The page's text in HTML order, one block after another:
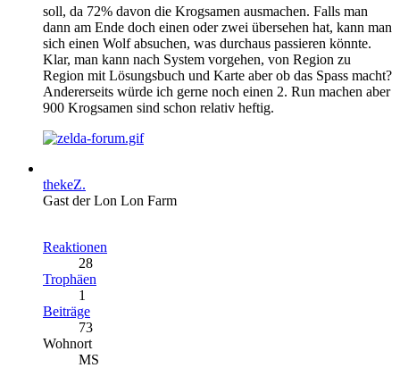
soll, da 72% davon die Krogsamen ausmachen. Falls man
dann am Ende doch einen oder zwei übersehen hat, kann man
sich einen Wolf absuchen, was durchaus passieren könnte.
Klar, man kann nach System vorgehen, von Region zu
Region mit Lösungsbuch und Karte aber ob das Spass macht?
Andererseits würde ich gerne noch einen 2. Run machen aber
900 Krogsamen sind schon relativ heftig.
thekeZ.
Gast der Lon Lon Farm
Reaktionen
28
Trophäen
1
Beiträge
73
Wohnort
MS